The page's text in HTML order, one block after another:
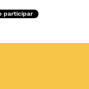
participar